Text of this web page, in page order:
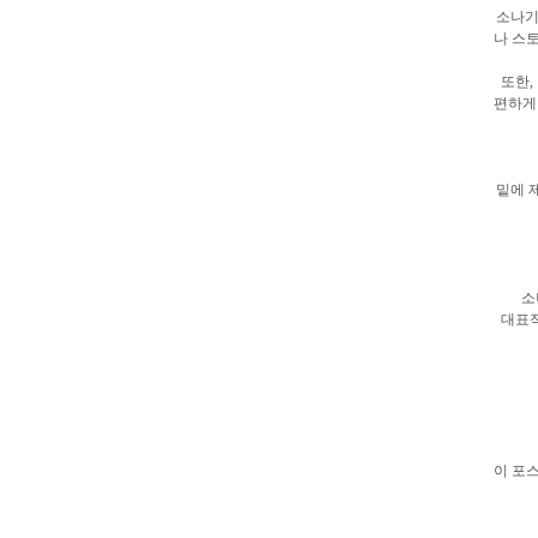
소나
나 스
또한,
편하
밑에
대표
이 포